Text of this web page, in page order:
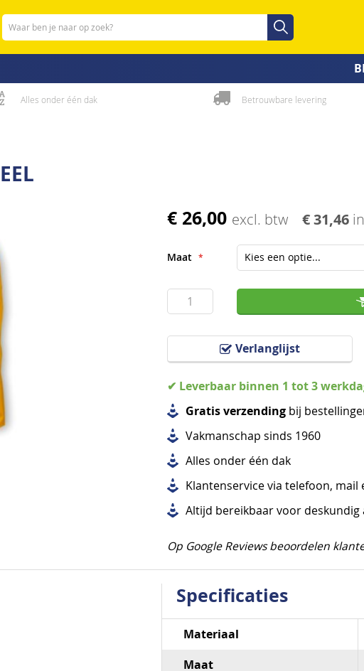
Zoeken Zoeken
Alles onder één dak Betrouwbare levering
€ 26,00 excl. btw € 31,46
Maat
Verlanglijst
✔ Leverbaar binnen 1 tot 3
Gratis verzending bij
Vakmanschap sinds 1960
Alles onder één dak
Klantenservice via telefoon, mail
Altijd bereikbaar voor deskundig
Op Google Reviews beoordelen
Specificaties
Specificaties
Materiaal
Maat